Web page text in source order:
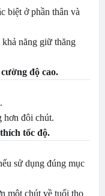
biệt ở phần thân và
năng giữ thăng
độ cao.
hơn đôi chút.
tốc độ.
sử dụng đúng mục
một chút về tuổi thọ